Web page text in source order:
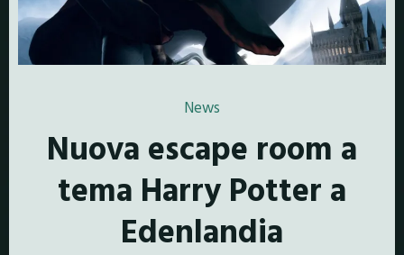
News
Nuova escape room a
tema Harry Potter a
Edenlandia